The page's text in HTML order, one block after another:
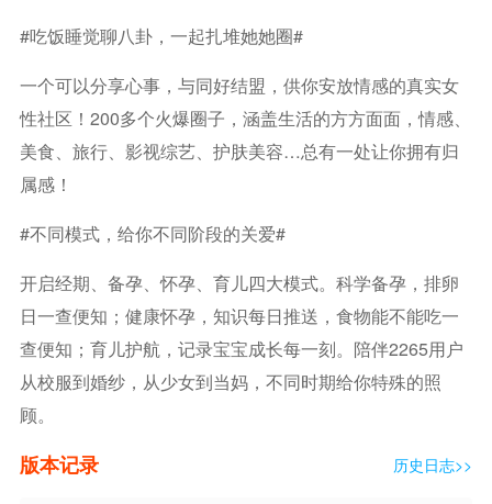
#吃饭睡觉聊八卦，一起扎堆她她圈#
一个可以分享心事，与同好结盟，供你安放情感的真实女
性社区！200多个火爆圈子，涵盖生活的方方面面，情感、
美食、旅行、影视综艺、护肤美容…总有一处让你拥有归
属感！
#不同模式，给你不同阶段的关爱#
开启经期、备孕、怀孕、育儿四大模式。科学备孕，排卵
日一查便知；健康怀孕，知识每日推送，食物能不能吃一
查便知；育儿护航，记录宝宝成长每一刻。陪伴2265用户
从校服到婚纱，从少女到当妈，不同时期给你特殊的照
顾。
版本记录 历史日志>>